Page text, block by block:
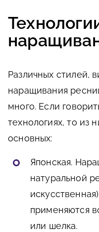
Различных стилей,
наращивания
много. Если
технологиях, то из
основных:
Японская.
натуральной
применяются
или шелка.